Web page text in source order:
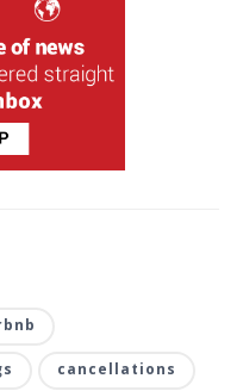
cancellations